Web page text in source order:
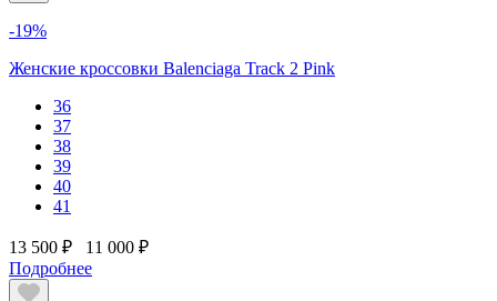
-19%
Женские кроссовки Balenciaga Track 2 Pink
36
37
38
39
40
41
13 500 ₽
11 000 ₽
Подробнее